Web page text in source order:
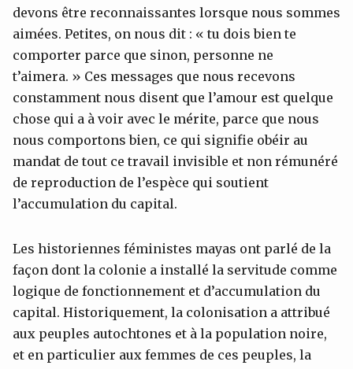
devons être reconnaissantes lorsque nous sommes
aimées. Petites, on nous dit : « tu dois bien te
comporter parce que sinon, personne ne
t’aimera. » Ces messages que nous recevons
constamment nous disent que l’amour est quelque
chose qui a à voir avec le mérite, parce que nous
nous comportons bien, ce qui signifie obéir au
mandat de tout ce travail invisible et non rémunéré
de reproduction de l’espèce qui soutient
l’accumulation du capital.
Les historiennes féministes mayas ont parlé de la
façon dont la colonie a installé la servitude comme
logique de fonctionnement et d’accumulation du
capital. Historiquement, la colonisation a attribué
aux peuples autochtones et à la population noire,
et en particulier aux femmes de ces peuples, la